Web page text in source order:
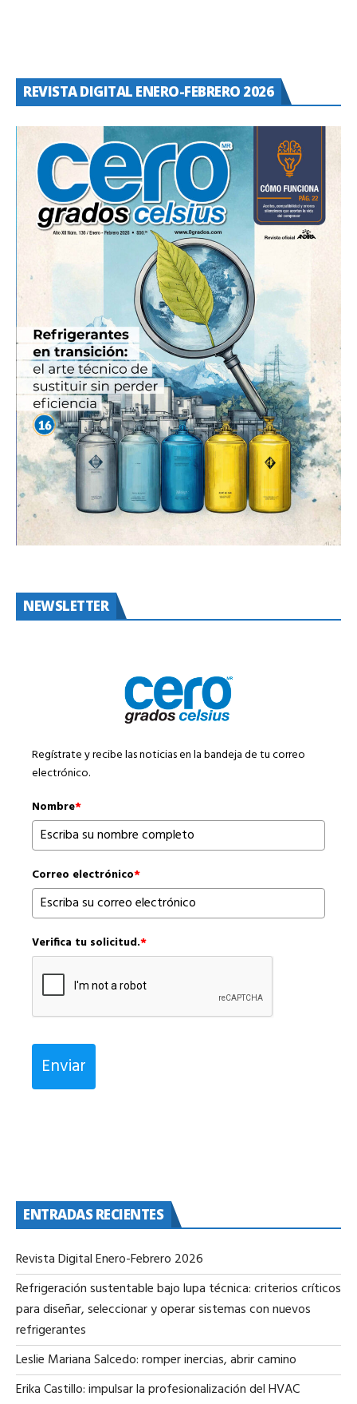
REVISTA DIGITAL ENERO-FEBRERO 2026
NEWSLETTER
Regístrate y recibe las noticias en la bandeja de tu correo
electrónico.
Nombre*
Correo electrónico*
Verifica tu solicitud.*
Enviar
ENTRADAS RECIENTES
Revista Digital Enero-Febrero 2026
Refrigeración sustentable bajo lupa técnica: criterios críticos
para diseñar, seleccionar y operar sistemas con nuevos
refrigerantes
Leslie Mariana Salcedo: romper inercias, abrir camino
Erika Castillo: impulsar la profesionalización del HVAC